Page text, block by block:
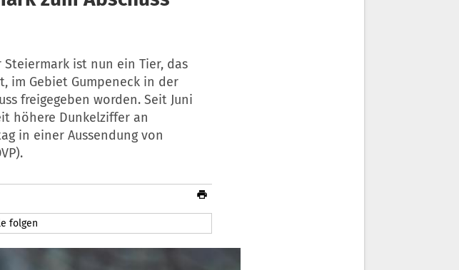
ist nun ein Tier, das
im Gebiet Gumpeneck in der
freigegeben worden. Seit Juni
höhere Dunkelziffer an
in einer Aussendung von
folgen